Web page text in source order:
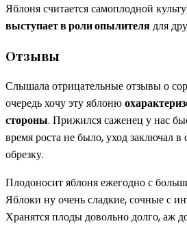
Яблоня считается самоплодной
выступает в роли опылителядля
Отзывы
Слышала отрицательные отзывы о
очередь хочу эту яблоню
стороны. Прижился саженец у нас
время роста не было, уход заключал в
обрезку.
Плодоносит яблоня ежегодно с
Яблоки ну очень сладкие, сочные с
Хранятся плоды довольно долго, аж